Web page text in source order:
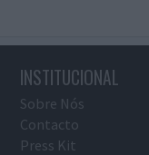
INSTITUCIONAL
Sobre Nós
Contacto
Press Kit